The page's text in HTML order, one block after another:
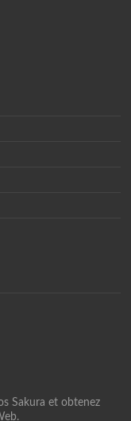
Sakura et obtenez